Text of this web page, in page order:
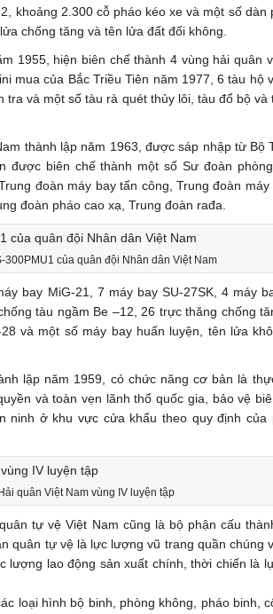
khoảng 2.300 cỗ pháo kéo xe và một số dàn
chống tăng và tên lửa đất đối không.
1955, hiện biên chế thành 4 vùng hải quân
mua của Bắc Triều Tiên năm 1977, 6 tàu hộ
tra và một số tàu rà quét thủy lôi, tàu đổ bộ và
thành lập năm 1963, được sáp nhập từ Bộ
được biên chế thành một số Sư đoàn
đoàn máy bay tấn công, Trung đoàn máy
đoàn pháo cao xạ, Trung đoàn rađa.
300PMU1 của quân đội Nhân dân Việt Nam
bay MiG-21, 7 máy bay SU-27SK, 4 máy
tàu ngầm Be –12, 26 trực thăng chống
và một số máy bay huấn luyện, tên lửa
lập năm 1959, có chức năng cơ bản là
và toàn vẹn lãnh thổ quốc gia, bảo vệ
ninh ở khu vực cửa khẩu theo quy định của
Hải quân Việt Nam vùng IV luyện tập
tự vệ Việt Nam cũng là bộ phận cấu
quân tự vệ là lực lượng vũ trang quần chúng
lượng lao động sản xuất chính, thời chiến là
loại hình bộ binh, phòng không, pháo binh,